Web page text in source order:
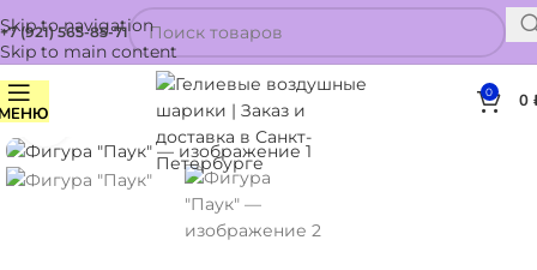
Skip to navigation
Skip to main content
+7 (921) 565-85-71
0 0
Нажмите, чтобы увеличить